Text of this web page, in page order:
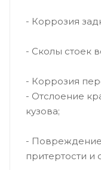
- Коррозия
- Сколы стоек
- Коррозия
- Отслоение
кузова;
- Повреждение
притертости и